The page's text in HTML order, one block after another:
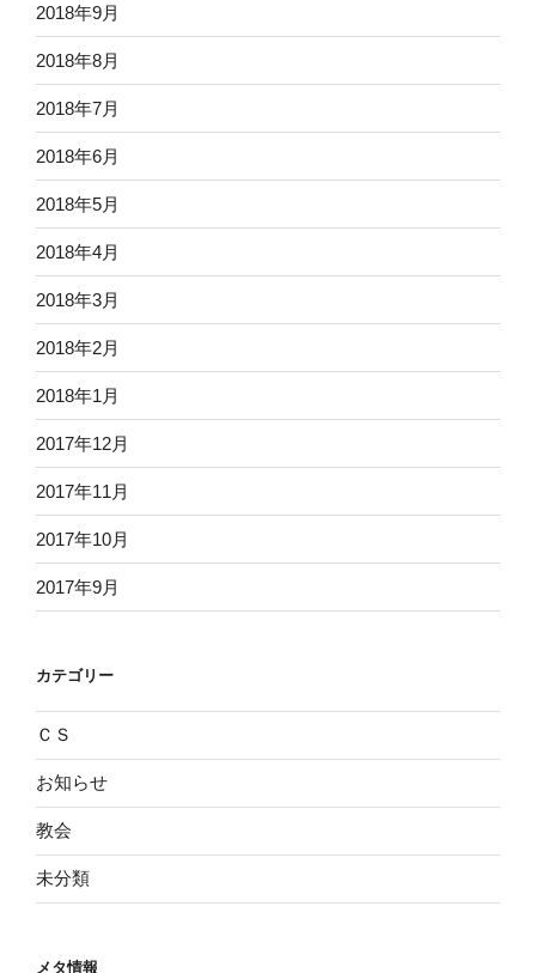
2018年9月
2018年8月
2018年7月
2018年6月
2018年5月
2018年4月
2018年3月
2018年2月
2018年1月
2017年12月
2017年11月
2017年10月
2017年9月
カテゴリー
ＣＳ
お知らせ
教会
未分類
メタ情報